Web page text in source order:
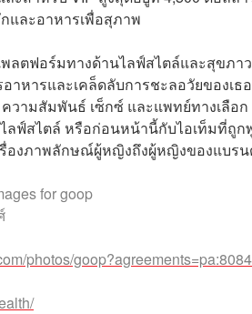
และอาหารเพื่อสุภาพ
พลตฟอร์มทางด้านไลฟ์สไตล์และสุขภ
อาหารและเคล็ดลับการชะลอวัยของ
ามสัมพันธ์ เซ็กซ์ และแพทย์ทางเลือ
ไลฟ์สไตล์ หรือก่อนหน้านี้กับไอเท็มที่
รื่องภาพลักษณ์ผู้หญิงถึงผู้หญิงของแบร
for goop
photos/